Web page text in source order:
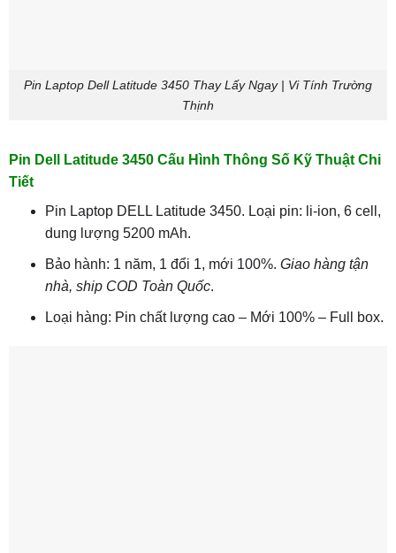
Pin Laptop Dell Latitude 3450 Thay Lấy Ngay | Vi Tính Trường
Thịnh
Pin Dell Latitude 3450 Cấu Hình Thông Số Kỹ Thuật Chi
Tiết
Pin Laptop DELL Latitude 3450. Loại pin: li-ion, 6 cell,
dung lượng 5200 mAh.
Bảo hành: 1 năm, 1 đổi 1, mới 100%. Giao hàng tận
nhà, ship COD Toàn Quốc.
Loại hàng: Pin chất lượng cao – Mới 100% – Full box.